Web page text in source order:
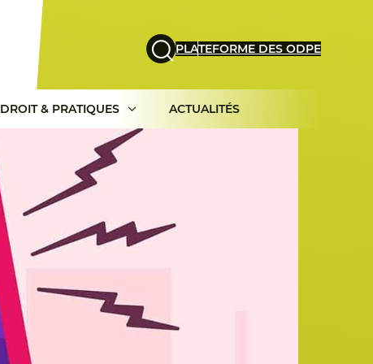
PLATEFORME DES ODPE
DROIT & PRATIQUES ACTUALITÉS